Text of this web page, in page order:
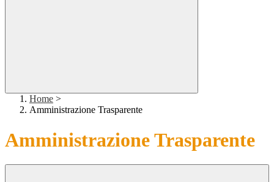
Home >
Amministrazione Trasparente
Amministrazione Trasparente